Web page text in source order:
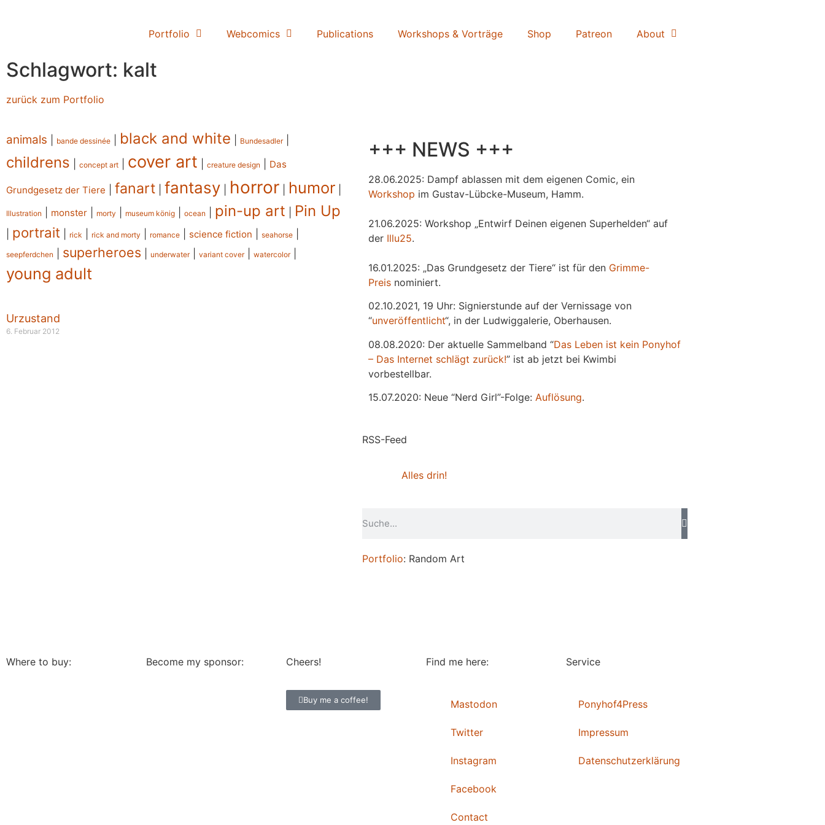
Portfolio Webcomics Publications Workshops & Vorträge Shop Patreon About
Schlagwort: kalt
zurück zum Portfolio
animals bande dessinée black and white Bundesadler|
childrens concept art cover art creature design Das
Grundgesetz der Tiere fanart fantasy horror humor
Illustration monster morty museum könig ocean pin-up art Pin Up
portrait rick rick and morty romance science fiction seahorse
seepferdchen superheroes underwater| variant cover| watercolor|
young adult
Urzustand
6. Februar 2012
+++ NEWS +++
28.06.2025: Dampf ablassen mit dem eigenen Comic, ein
Workshop im Gustav-Lübcke-Museum, Hamm.
21.06.2025: Workshop „Entwirf Deinen eigenen Superhelden“ auf
der Illu25.
16.01.2025: „Das Grundgesetz der Tiere“ ist für den Grimme-
Preis nominiert.
02.10.2021, 19 Uhr: Signierstunde auf der Vernissage von
“unveröffentlicht“, in der Ludwiggalerie, Oberhausen.
08.08.2020: Der aktuelle Sammelband “Das Leben ist kein Ponyhof
– Das Internet schlägt zurück!” ist ab jetzt bei Kwimbi
vorbestellbar.
15.07.2020: Neue “Nerd Girl”-Folge: Auflösung.
RSS-Feed
Alles drin!
Portfolio: Random Art
Where to buy: Become my sponsor: Cheers!
Buy me a coffee!
Find me here:
Mastodon
Twitter
Instagram
Facebook
Contact
Service
Ponyhof4Press
Impressum
Datenschutzerklärung